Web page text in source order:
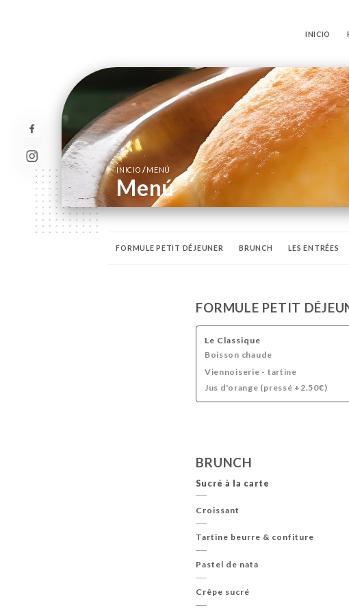
INICIO
INICIO/ MENÚ
Menú
FORMULE PETIT DÉJEUNER BRUNCH LES ENTRÉES
BOISSONS FRAÎCHES BOISSONS CHAUDES
FORMULE PETIT
Le Classique
Boisson chaude
Viennoiserie - tartine
Jus d'orange (pressé +2.50€)
BRUNCH
Sucré à la carte
Croissant
Tartine beurre & confiture
Pastel de nata
Crêpe sucré